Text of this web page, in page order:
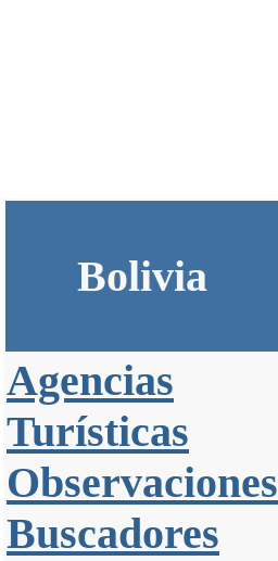
Bolivia
Agencias
Turísticas
Observaciones
Buscadores